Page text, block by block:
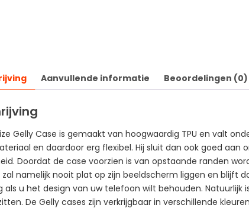
Aanvullende informatie Beoordelingen (0)
Gelly Case is gemaakt van hoogwaardig TPU en valt
en daardoor erg flexibel. Hij sluit dan ook goed
Doordat de case voorzien is van opstaande randen
namelijk nooit plat op zijn beeldscherm liggen en blijft
als u het design van uw telefoon wilt behouden.
De Gelly cases zijn verkrijgbaar in verschillende